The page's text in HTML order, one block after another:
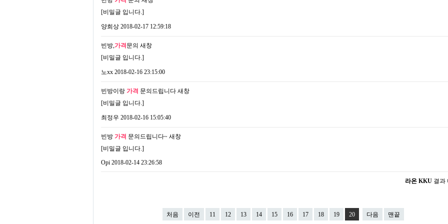
[비밀글 입니다.]
양희상 2018-02-17 12:59:18
빈방,가격 문의 새창
[비밀글 입니다.]
노xx 2018-02-16 23:15:00
빈방이랑 가격 문의드립니다 새창
[비밀글 입니다.]
최정우 2018-02-16 15:05:40
빈방 가격 문의드립니다~ 새창
[비밀글 입니다.]
Opi 2018-02-14 23:26:58
라온 KKU 결과
처음 이전 11 12 13 14 15 16 17 18 19 20 다음 맨끝